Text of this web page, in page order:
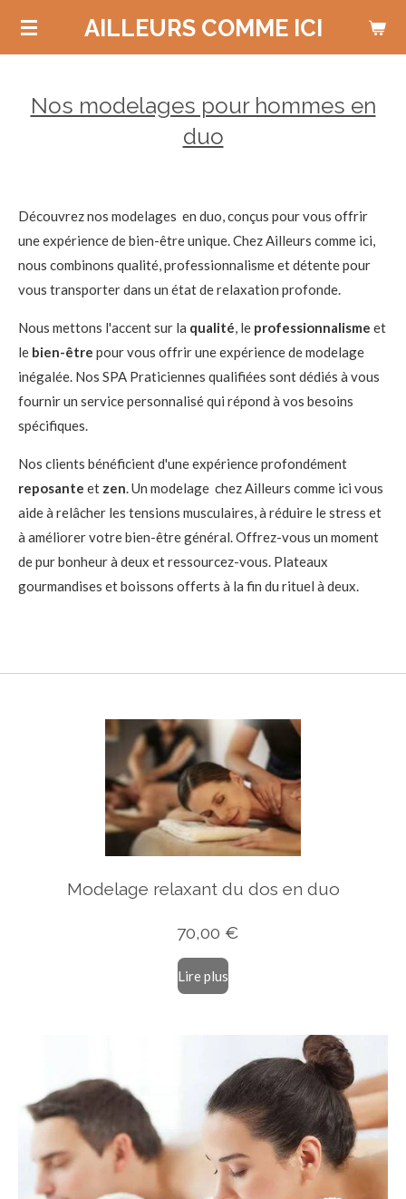
Passer
AILLEURS COMME ICI
Nos modelages pour hommes en
duo
Découvrez nos modelages en duo, conçus pour vous offrir
une expérience de bien-être unique. Chez Ailleurs comme ici,
nous combinons qualité, professionnalisme et détente pour
vous transporter dans un état de relaxation profonde.
Nous mettons l'accent sur la qualité, le professionnalisme et
le bien-être pour vous offrir une expérience de modelage
inégalée. Nos SPA Praticiennes qualifiées sont dédiés à vous
fournir un service personnalisé qui répond à vos besoins
spécifiques.
Nos clients bénéficient d'une expérience profondément
reposante et zen. Un modelage chez Ailleurs comme ici vous
aide à relâcher les tensions musculaires, à réduire le stress et
à améliorer votre bien-être général. Offrez-vous un moment
de pur bonheur à deux et ressourcez-vous. Plateaux
gourmandises et boissons offerts à la fin du rituel à deux.
Modelage relaxant du dos en duo
70,00 €
Lire plus